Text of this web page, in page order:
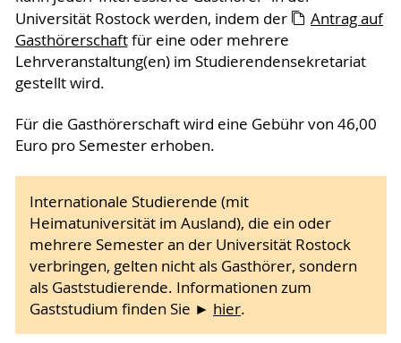
Universität Rostock werden, indem der
Antrag auf
Gast­hörerschaftfür eine oder mehrere
Lehrveranstaltung(en) im Studierendensekretariat
gestellt wird.
Für die Gasthörerschaft wird eine Gebühr von 46,00
Euro pro Semester erhoben.
Internationale Studierende (mit
Heimatuniversität im Ausland), die ein oder
mehrere Semester an der Universität Rostock
verbringen, gelten nicht als Gasthörer, sondern
als Gaststudierende. Informationen zum
Gaststudium finden Sie ► hier.